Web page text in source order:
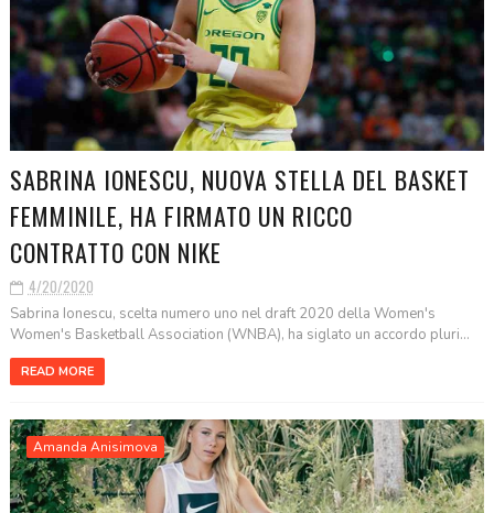
SABRINA IONESCU, NUOVA STELLA DEL BASKET
FEMMINILE, HA FIRMATO UN RICCO
CONTRATTO CON NIKE
4/20/2020
Sabrina Ionescu, scelta numero uno nel draft 2020 della Women's
Women's Basketball Association (WNBA), ha siglato un accordo pluri...
READ MORE
Amanda Anisimova